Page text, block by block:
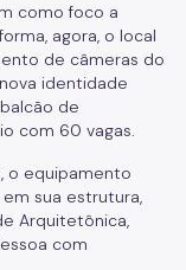
como foco a
agora, o local
de câmeras do
identidade
de
com 60 vagas.
o equipamento
sua estrutura,
Arquitetônica,
com